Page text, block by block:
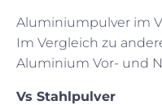
Aluminiumpulver im
Im Vergleich zu
Aluminium Vor- und
Vs Stahlpulver